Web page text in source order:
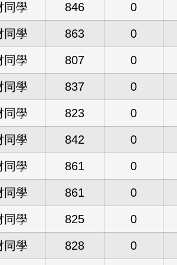
同學 846 0
同學 863 0
同學 807 0
同學 837 0
同學 823 0
同學 842 0
同學 861 0
同學 861 0
同學 825 0
同學 828 0